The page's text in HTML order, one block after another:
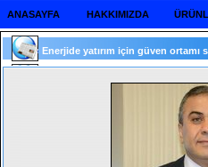
ANASAYFA HAKKIMIZDA
Enerjide yatırım için güven ortamı